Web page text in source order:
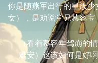
你是随燕军出行的皇族
女），是劝说堂兄慕容
（看着慕容垂驾崩的
难安）这该如何是好